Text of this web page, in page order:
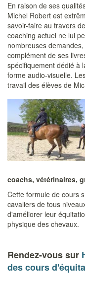
En raison de ses
Michel Robert est
savoir-faire au travers
coaching actuel ne lui
nombreuses
complément de ses
spécifiquement dédié à
forme audio-visuelle.
travail des élèves de
coachs, vétérinaires,
Cette formule de cours
cavaliers de tous
d'améliorer leur
physique des chevaux.
Rendez-vous sur
des cours